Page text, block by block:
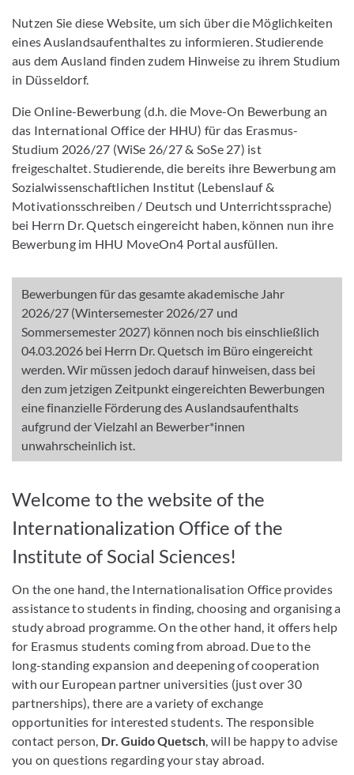
Nutzen Sie diese Website, um sich über die Möglichkeiten
eines Auslandsaufenthaltes zu informieren. Studierende
aus dem Ausland finden zudem Hinweise zu ihrem Studium
in Düsseldorf.
Die Online-Bewerbung (d.h. die Move-On Bewerbung an
das International Office der HHU) für das Erasmus-
Studium 2026/27 (WiSe 26/27 & SoSe 27) ist
freigeschaltet. Studierende, die bereits ihre Bewerbung am
Sozialwissenschaftlichen Institut (Lebenslauf &
Motivationsschreiben / Deutsch und Unterrichtssprache)
bei Herrn Dr. Quetsch eingereicht haben, können nun ihre
Bewerbung im HHU MoveOn4 Portal ausfüllen.
Bewerbungen für das gesamte akademische Jahr
2026/27 (Wintersemester 2026/27 und
Sommersemester 2027) können noch bis einschließlich
04.03.2026 bei Herrn Dr. Quetsch im Büro eingereicht
werden. Wir müssen jedoch darauf hinweisen, dass bei
den zum jetzigen Zeitpunkt eingereichten Bewerbungen
eine finanzielle Förderung des Auslandsaufenthalts
aufgrund der Vielzahl an Bewerber*innen
unwahrscheinlich ist.
Welcome to the website of the
Internationalization Office of the
Institute of Social Sciences!
On the one hand, the Internationalisation Office provides
assistance to students in finding, choosing and organising a
study abroad programme. On the other hand, it offers help
for Erasmus students coming from abroad. Due to the
long-standing expansion and deepening of cooperation
with our European partner universities (just over 30
partnerships), there are a variety of exchange
opportunities for interested students. The responsible
contact person, Dr. Guido Quetsch, will be happy to advise
you on questions regarding your stay abroad.